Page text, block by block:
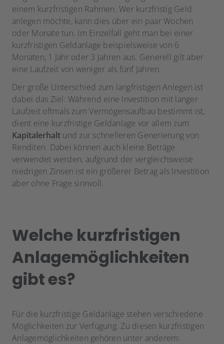
einem kurzfristigen Rahmen. Wer kurzfristig Geld
anlegen möchte, kann dies über ein paar Wochen
oder Monate tun. Im Einzelfall geht man bei einer
kurzfristigen Geldanlage beispielsweise von 6
Monaten, 1 Jahr oder 3 Jahren aus. Generell gilt aber
eine Laufzeit von weniger als fünf Jahren.
Der große Unterschied zum langfristigen Anlegen ist
dabei das Ziel: Während eine Investition mit langer
Laufzeit oftmals zum Vermögensaufbau bestimmt ist,
dient eine kurzfristige Geldanlage vor allem zum
Kapitalerhalt und zur schnelleren Generierung von
Renditen. Dabei können auch kleine Beträge
verwendet werden, aufgrund der vergleichsweise
niedrigen Zinsen ist ein größerer Betrag als Investition
aber ohne Frage sinnvoll.
Welche kurzfristigen
Anlagemöglichkeiten
gibt es?
Für die kurzfristige Geldanlage stehen verschiedene
Möglichkeiten zur Verfügung. Zu diesen kurzfristigen
Anlagemöglichkeiten gehören unter anderem: